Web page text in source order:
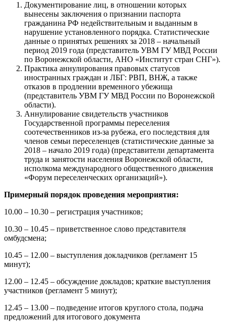
Документирование лиц, в отношении которых
вынесены заключения о признании паспорта
гражданина РФ недействительным и выданным в
нарушение установленного порядка. Статистические
данные о принятых решениях за 2018 – начальный
период 2019 года (представитель УВМ ГУ МВД России
по Воронежской области, АНО «Институт стран СНГ»).
Практика аннулирования правовых статусов
иностранных граждан и ЛБГ: РВП, ВНЖ, а также
отказов в продлении временного убежища
(представитель УВМ ГУ МВД России по Воронежской
области).
Аннулирование свидетельств участников
Государственной программы переселения
соотечественников из-за рубежа, его последствия для
членов семьи переселенцев (статистические данные за
2018 – начало 2019 года) (представители департамента
труда и занятости населения Воронежской области,
исполкома международного общественного движения
«Форум переселенческих организаций»).
Примерный порядок проведения мероприятия:
10.00 – 10.30 – регистрация участников;
10.30 – 10.45 – приветственное слово представителя
омбудсмена;
10.45 – 12.00 – выступления докладчиков (регламент 15
минут);
12.00 – 12.45 – обсуждение докладов; краткие выступления
участников (регламент 5 минут);
12.45 – 13.00 – подведение итогов круглого стола, подача
предложений для итогового документа